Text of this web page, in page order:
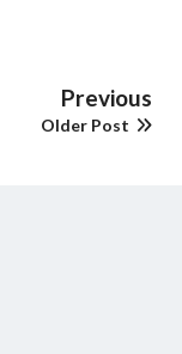
Previous
Older Post